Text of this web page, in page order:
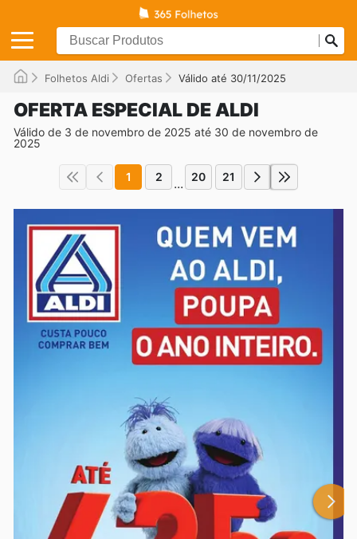
Folhetos Aldi Ofertas Válido até 30/11/2025
OFERTA ESPECIAL DE ALDI
Válido de 3 de novembro de 2025 até 30 de novembro de
2025
1 2 ... 20 21